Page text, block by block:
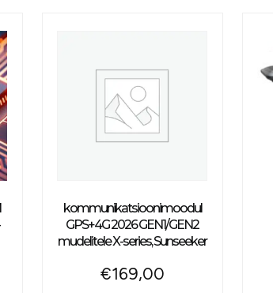
kommunikatsioonimoodul
GPS+4G 2026 GEN1/GEN2
mudelitele X-series, Sunseeker
€169,00